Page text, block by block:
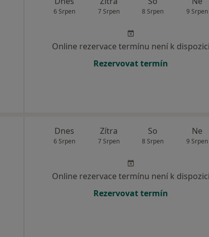
6 Srpen 7 Srpen 8 Srpen 9 Srpen
Online rezervace termínu není k dispozici
Rezervovat termín
Dnes
6 Srpen
Zítra
7 Srpen
So
8 Srpen
Ne
9 Srpen
Online rezervace termínu není k dispozici
Rezervovat termín